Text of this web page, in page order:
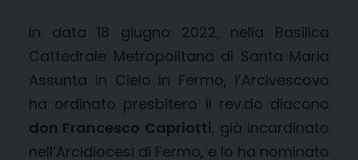
In data 18 giugno 2022, nella Basilica
Cattedrale Metropolitana di Santa Maria
Assunta in Cielo in Fermo, l’Arcivescovo
ha ordinato presbitero il rev.do diacono
don Francesco Capriotti, già incardinato
nell’Arcidiocesi di Fermo, e lo ha nominato